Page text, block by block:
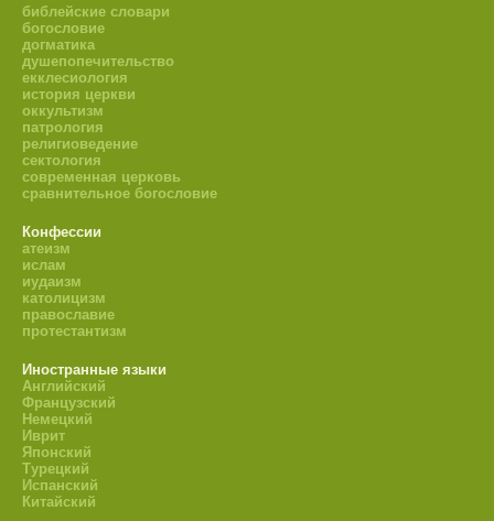
библейские словари
богословие
догматика
душепопечительство
екклесиология
история церкви
оккультизм
патрология
религиоведение
сектология
современная церковь
сравнительное богословие
Конфессии
атеизм
ислам
иудаизм
католицизм
православие
протестантизм
Иностранные языки
Английский
Французский
Немецкий
Иврит
Японский
Турецкий
Испанский
Китайский